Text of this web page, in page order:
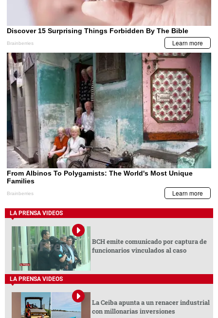
LA PRENSA VIDEOS
BCH emite comunicado por captura de
funcionarios vinculados al caso
LA PRENSA VIDEOS
La Ceiba apunta a un renacer industrial
con millonarias inversiones